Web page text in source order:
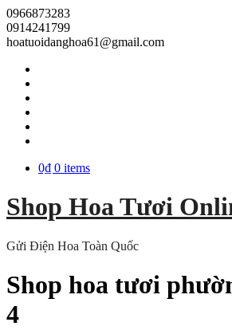
0966873283
0914241799
hoatuoidanghoa61@gmail.com
0₫ 0 items
Shop Hoa Tươi
Gửi Điện Hoa Toàn Quốc
Shop hoa tươi
4